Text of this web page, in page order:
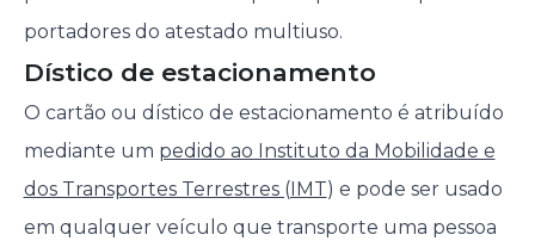
portadores do atestado multiuso.
Dístico de estacionamento
O cartão ou dístico de estacionamento é atribuído
mediante um pedido ao Instituto da Mobilidade e
dos Transportes Terrestres (IMT) e pode ser usado
em qualquer veículo que transporte uma pessoa